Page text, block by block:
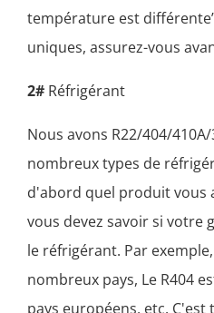
température est
uniques, assurez-vous
2# Réfrigérant
Nous avons R22/404/
nombreux types de
d'abord quel produit vous
vous devez savoir si votre
le réfrigérant. Par
nombreux pays, Le R404
pays européens, etc.